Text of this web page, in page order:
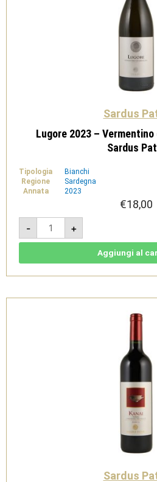
Sardus
Lugore 2023 – Vermentino
Sardus
Tipologia
Bianchi
Regione
Sardegna
Annata
2023
€18,00
-
Lugore
2023
-
Vermentino
-
quantità
+
Aggiungi al
Sardus